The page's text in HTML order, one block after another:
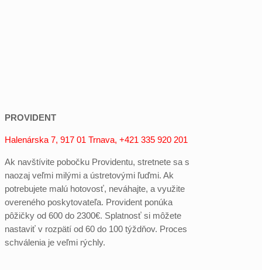
PROVIDENT
Halenárska 7, 917 01 Trnava, +421 335 920 201
Ak navštívite pobočku Providentu, stretnete sa s
naozaj veľmi milými a ústretovými ľuďmi. Ak
potrebujete malú hotovosť, neváhajte, a využite
overeného poskytovateľa. Provident ponúka
pôžičky od 600 do 2300€. Splatnosť si môžete
nastaviť v rozpätí od 60 do 100 týždňov. Proces
schválenia je veľmi rýchly.